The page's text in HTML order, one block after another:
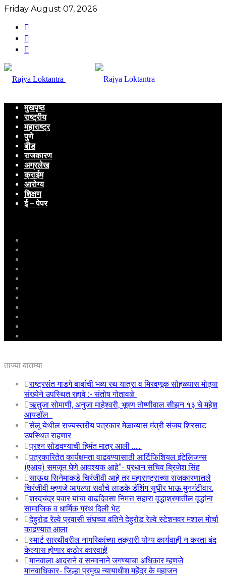
Friday August 07, 2026
मुखपृष्ठ
राष्ट्रीय
महाराष्ट्र
पुणे
बीड
राजकारण
अग्रलेख
क्राईम
आरोग्य
शिक्षण
ई – पेपर
ताज्या बातम्या
राष्ट्रसंत गाडगे बाबांची भव्य रथ यात्रा व मिरवणूक सोहळ्यास मोठ्या
संख्येने उपस्थित रहावे :- संतोष गोतावळे
ऋतुजा सोमाणी, अनुजा माहेश्वरी, भूषण तोष्णीवाल सीझन १३ चे महेश
आयडॉल
सेलू येथील राज्यस्तरीय पत्रकार मेळाव्यास मंत्री संजय शिरसाट
उपस्थित राहणार
प्रश्न सोडवण्याची हिमंत मात्र आली …..
पत्रकारितेत कार्यक्षमता वाढवण्यासाठी आर्टिफिशियल इंटेलिजन्स
(एआय) समजून घेणे आवश्यक आहे”- प्रधान सचिव ब्रिजेश सिंह
साऊथ सिनेमाकडे चिरंजीवी आहे तर महाराष्ट्राच्या राजकारणातले
चिरंजीवी म्हणजे आपल्या सर्वांचे लाडके डॅशिंग सुधीर भाऊ मुनगंटीवार.
शरदचंद्र पवार यांचा वाढदिवसा निमत्त सहारा वृद्धाश्रमातील वृद्धांना
सामाजिक व धार्मिक ग्रंथ दिली भेट
देहुरोड रेल्वे प्रवासी संघच्या वतिने देहुरोड रेल्वे स्टेशनवर मशाल मोर्चा
काढण्यात आला
स्मार्ट सारथीवरील नागरिकांच्या तक्रारी योग्य कार्यवाही न करता बंद
केल्यास होणार कठोर कारवाई!
मानवाला आदराने व सन्मानाने जगण्याचा अधिकार म्हणजे
मानवाधिकार- जिल्हा प्रमुख न्यायाधीश महेंद्र के महाजन